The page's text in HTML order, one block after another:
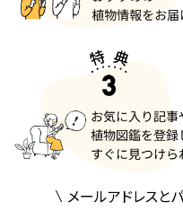
メールアドレスと